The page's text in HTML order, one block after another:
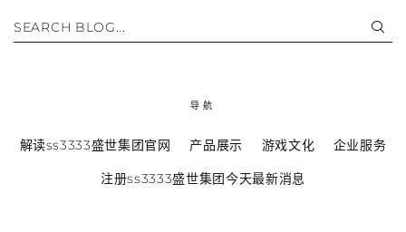
SEARCH BLOG...
导航
解读ss3333盛世集团官网 产品展示 游戏文化 企业服务
注册ss3333盛世集团今天最新消息